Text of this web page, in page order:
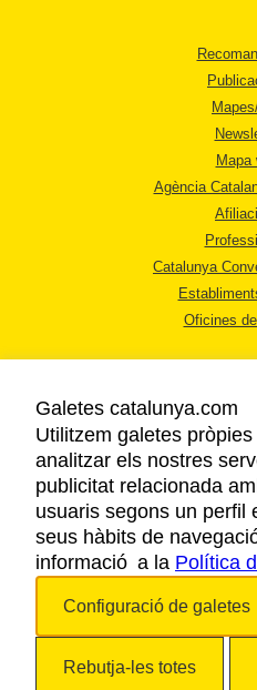
Mapa
Agència
Catalunya
Oficines
AVÍS
POLÍTICA DE
Galetes catalunya.com
Utilitzem galetes
analitzar els nostres
publicitat relacionada
usuaris segons un perfil
seus hàbits de
informació a la Política
Configuració de galetes
Rebutja-les totes